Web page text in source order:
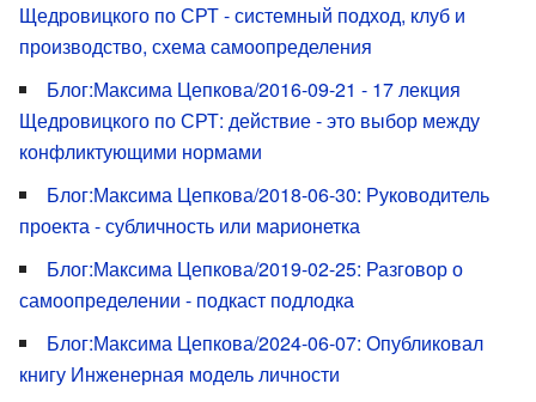
Щедровицкого по СРТ - системный подход, клуб и
производство, схема самоопределения
Блог:Максима Цепкова/2016-09-21 - 17 лекция
Щедровицкого по СРТ: действие - это выбор между
конфликтующими нормами
Блог:Максима Цепкова/2018-06-30: Руководитель
проекта - субличность или марионетка
Блог:Максима Цепкова/2019-02-25: Разговор о
самоопределении - подкаст подлодка
Блог:Максима Цепкова/2024-06-07: Опубликовал
книгу Инженерная модель личности